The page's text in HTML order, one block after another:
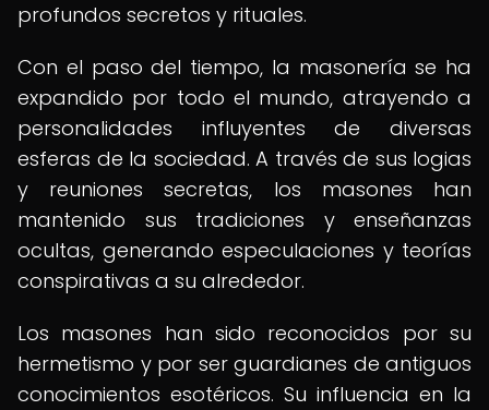
profundos secretos y rituales.
Con el paso del tiempo, la masonería se ha
expandido por todo el mundo, atrayendo a
personalidades influyentes de diversas
esferas de la sociedad. A través de sus logias
y reuniones secretas, los masones han
mantenido sus tradiciones y enseñanzas
ocultas, generando especulaciones y teorías
conspirativas a su alrededor.
Los masones han sido reconocidos por su
hermetismo y por ser guardianes de antiguos
conocimientos esotéricos. Su influencia en la